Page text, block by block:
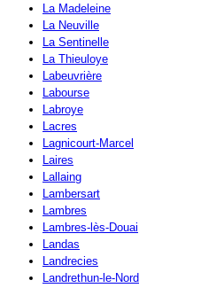
La Madeleine
La Neuville
La Sentinelle
La Thieuloye
Labeuvrière
Labourse
Labroye
Lacres
Lagnicourt-Marcel
Laires
Lallaing
Lambersart
Lambres
Lambres-lès-Douai
Landas
Landrecies
Landrethun-le-Nord